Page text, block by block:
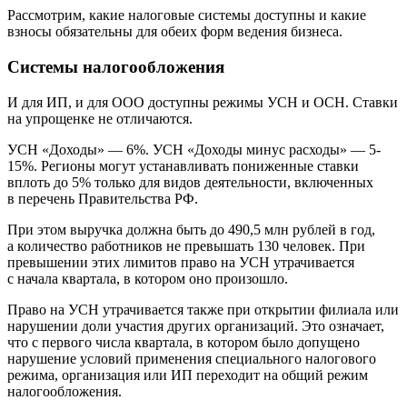
Рассмотрим, какие налоговые системы доступны и какие
взносы обязательны для обеих форм ведения бизнеса.
Системы налогообложения
И для ИП, и для ООО доступны режимы УСН и ОСН. Ставки
на упрощенке не отличаются.
УСН «Доходы» — 6%. УСН «Доходы минус расходы» — 5-
15%. Регионы могут устанавливать пониженные ставки
вплоть до 5% только для видов деятельности, включенных
в перечень Правительства РФ.
При этом выручка должна быть до 490,5 млн рублей в год,
а количество работников не превышать 130 человек. При
превышении этих лимитов право на УСН утрачивается
с начала квартала, в котором оно произошло.
Право на УСН утрачивается также при открытии филиала или
нарушении доли участия других организаций. Это означает,
что с первого числа квартала, в котором было допущено
нарушение условий применения специального налогового
режима, организация или ИП переходит на общий режим
налогообложения.